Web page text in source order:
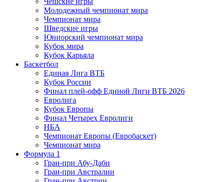
Молодежный чемпионат мира
Чемпионат мира
Шведские игры
Юниорский чемпионат мира
Кубок мира
Кубок Карьяла
Баскетбол
Единая Лига ВТБ
Кубок России
Финал плей-офф Единой Лиги ВТБ 2026
Евролига
Кубок Европы
Финал Четырех Евролиги
НБА
Чемпионат Европы (Евробаскет)
Чемпионат мира
Формула 1
Гран-при Абу-Даби
Гран-при Австралии